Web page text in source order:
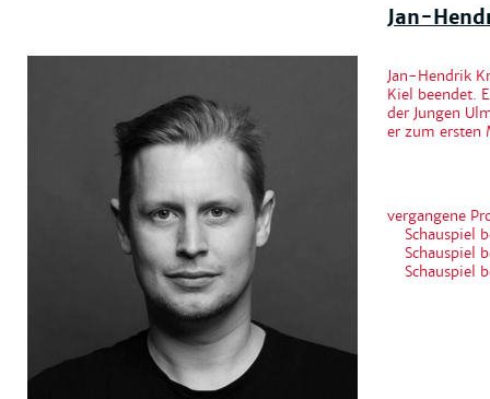
Jan-
Jan-Hendrik
Kiel beendet.
der Jungen
er zum ersten
vergangene
Schauspiel
Schauspiel
Schauspiel